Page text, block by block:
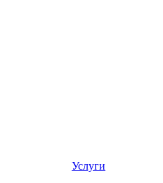
Услуги